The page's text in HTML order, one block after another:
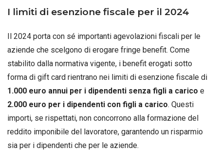
I limiti di esenzione fiscale per il 2024
Il 2024 porta con sé importanti agevolazioni fiscali per le
aziende che scelgono di erogare fringe benefit. Come
stabilito dalla normativa vigente, i benefit erogati sotto
forma di gift card rientrano nei limiti di esenzione fiscale di
1.000 euro annui per i dipendenti senza figli a carico e
2.000 euro per i dipendenti con figli a carico. Questi
importi, se rispettati, non concorrono alla formazione del
reddito imponibile del lavoratore, garantendo un risparmio
sia per i dipendenti che per le aziende.